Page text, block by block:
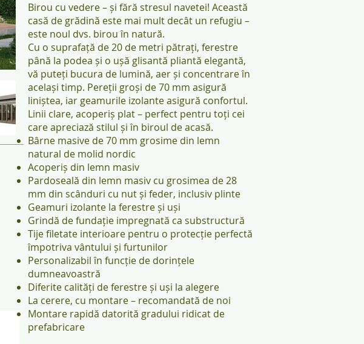
Birou cu vedere – și fără stresul navetei! Această
casă de grădină este mai mult decât un refugiu –
este noul dvs. birou în natură.
Cu o suprafață de 20 de metri pătrați, ferestre
până la podea și o ușă glisantă pliantă elegantă,
vă puteți bucura de lumină, aer și concentrare în
același timp. Pereții groși de 70 mm asigură
liniștea, iar geamurile izolante asigură confortul.
Linii clare, acoperiș plat – perfect pentru toți cei
care apreciază stilul și în biroul de acasă.
Bârne masive de 70 mm grosime din lemn
natural de molid nordic
Acoperiș din lemn masiv
Pardoseală din lemn masiv cu grosimea de 28
mm din scânduri cu nut și feder, inclusiv plinte
Geamuri izolante la ferestre și uși
Grindă de fundație impregnată ca substructură
Tije filetate interioare pentru o protecție perfectă
împotriva vântului și furtunilor
Personalizabil în funcție de dorințele
dumneavoastră
Diferite calități de ferestre și uși la alegere
La cerere, cu montare – recomandată de noi
Montare rapidă datorită gradului ridicat de
prefabricare